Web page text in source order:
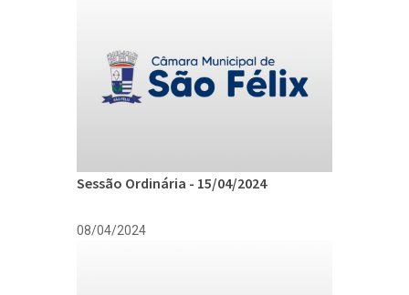
Sessão Ordinária - 15/04/2024
08/04/2024